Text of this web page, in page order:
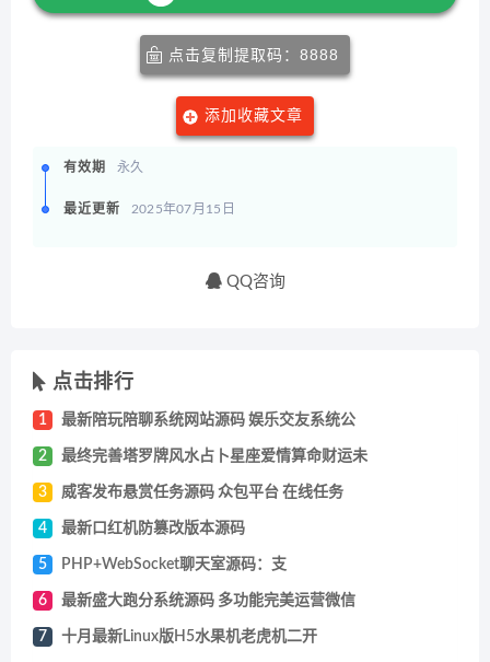
点击复制提取码：8888
添加收藏文章
有效期 永久
最近更新 2025年07月15日
QQ咨询
点击排行
1 最新陪玩陪聊系统网站源码 娱乐交友系统公
2 最终完善塔罗牌风水占卜星座爱情算命财运未
3 威客发布悬赏任务源码 众包平台 在线任务
4 最新口红机防篡改版本源码
5 PHP+WebSocket聊天室源码：支
6 最新盛大跑分系统源码 多功能完美运营微信
7 十月最新Linux版H5水果机老虎机二开